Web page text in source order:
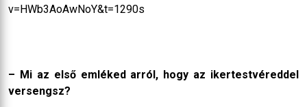
v=HWb3AoAwNoY&t=1290s
– Mi az első emléked arról, hogy az ikertestvéreddel
versengsz?